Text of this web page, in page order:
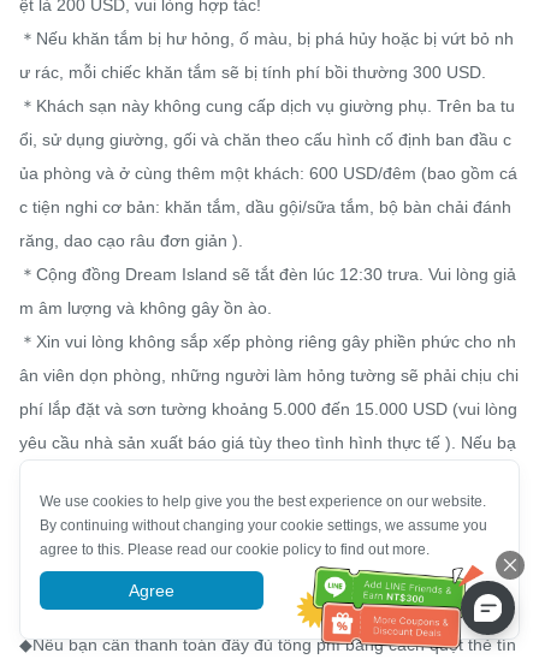
ệt là 200 USD, vui lòng hợp tác!
＊Nếu khăn tắm bị hư hỏng, ố màu, bị phá hủy hoặc bị vứt bỏ nh
ư rác, mỗi chiếc khăn tắm sẽ bị tính phí bồi thường 300 USD.
＊Khách sạn này không cung cấp dịch vụ giường phụ. Trên ba tu
ổi, sử dụng giường, gối và chăn theo cấu hình cố định ban đầu c
ủa phòng và ở cùng thêm một khách: 600 USD/đêm (bao gồm cá
c tiện nghi cơ bản: khăn tắm, dầu gội/sữa tắm, bộ bàn chải đánh
răng, dao cạo râu đơn giản ).
＊Cộng đồng Dream Island sẽ tắt đèn lúc 12:30 trưa. Vui lòng giả
m âm lượng và không gây ồn ào.
＊Xin vui lòng không sắp xếp phòng riêng gây phiền phức cho nh
ân viên dọn phòng, những người làm hỏng tường sẽ phải chịu chi
phí lắp đặt và sơn tường khoảng 5.000 đến 15.000 USD (vui lòng
yêu cầu nhà sản xuất báo giá tùy theo tình hình thực tế ). Nếu bạ
số tiền này sẽ được hoàn lại. Tiền đặt cọc sẽ chỉ được trả lại sau
khi phòng được kiểm tra và không có cặn hoặc hư hỏng.
＊Phương thức thanh toán cuối cùng tại địa điểm nhận phòng đư
ợc giới hạn là tiền mặt và chuyển khoản ngay lập tức.
◆Nếu bạn cần thanh toán đầy đủ tổng phí bằng cách quẹt thẻ tín
We use cookies to help give you the best experience on our website.
By continuing without changing your cookie settings, we assume you
agree to this. Please read our cookie policy to find out more.
Agree More information